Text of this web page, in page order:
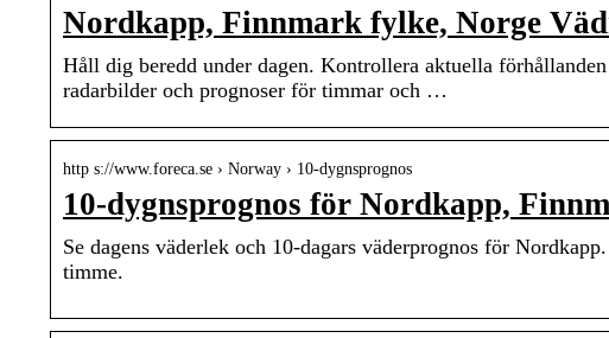
Nordkapp, Finnmark fylke, Norge
Håll dig beredd under dagen. Kontrollera aktuella
radarbilder och prognoser för timmar och …
http s://www.foreca.se › Norway › 10-dygnsprognos
10-dygnsprognos för Nordkapp,
Se dagens väderlek och 10-dagars väderprognos för
timme.